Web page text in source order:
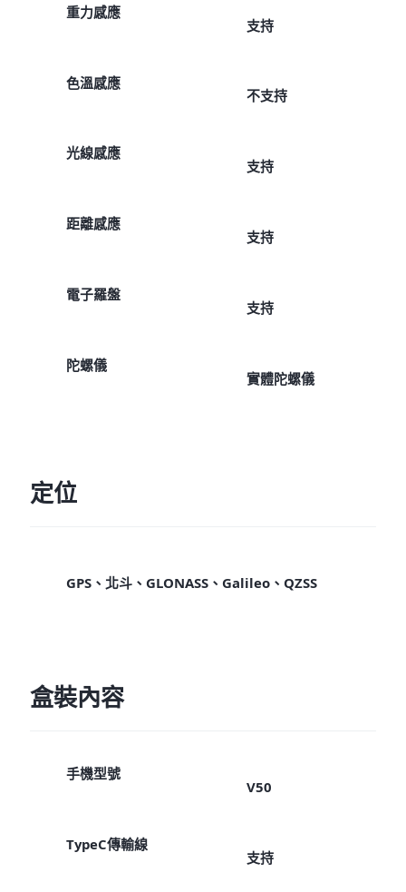
重力感應
支持
色溫感應
不支持
光線感應
支持
距離感應
支持
電子羅盤
支持
陀螺儀
實體陀螺儀
定位
GPS、北斗、GLONASS、Galileo、QZSS
盒裝內容
手機型號
V50
TypeC傳輸線
支持